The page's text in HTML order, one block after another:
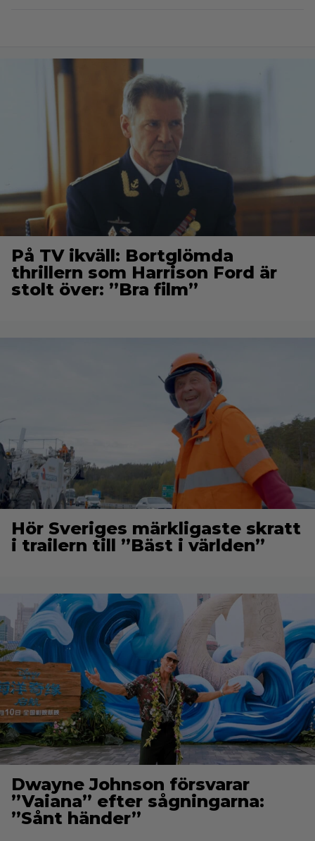
På TV ikväll: Bortglömda
thrillern som Harrison Ford är
stolt över: ”Bra film”
Hör Sveriges märkligaste skratt
i trailern till ”Bäst i världen”
Dwayne Johnson försvarar
”Vaiana” efter sågningarna:
”Sånt händer”